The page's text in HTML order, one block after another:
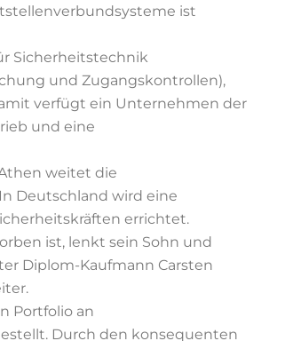
ist
Sicherheitstechnik
und Zugangskontrollen),
verfügt ein Unternehmen der
und eine
weitet die
Deutschland wird eine
errichtet.
ist, lenkt sein Sohn und
Diplom-Kaufmann Carsten
Portfolio an
Durch den konsequenten